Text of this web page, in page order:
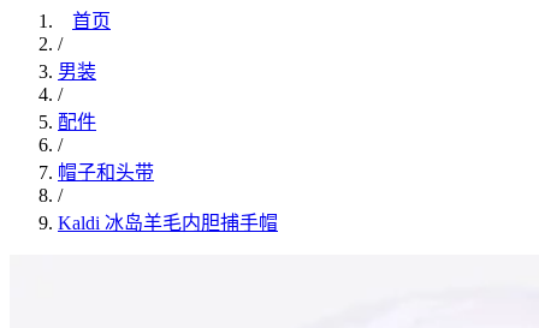
首页
/
男装
/
配件
/
帽子和头带
/
Kaldi 冰岛羊毛内胆捕手帽